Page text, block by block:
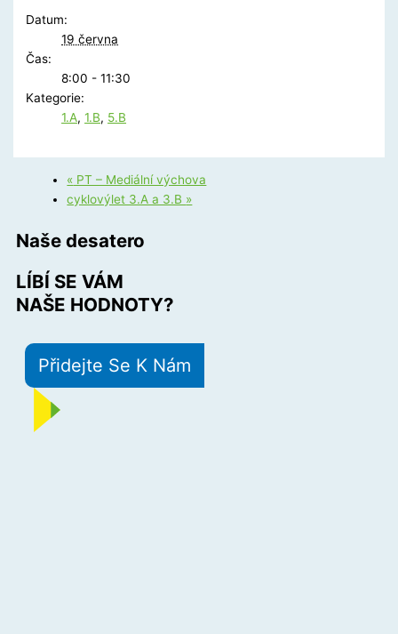
Datum:
19 června
Čas:
8:00 - 11:30
Kategorie:
1.A,1.B, 5.B
« PT – Mediální výchova
cyklovýlet 3.A a 3.B »
Naše desatero
LÍBÍ SE VÁM
NAŠE HODNOTY?
Přidejte Se K Nám